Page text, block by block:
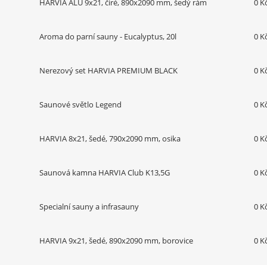
HARVIA ALU 9x21, čiré, 890x2090 mm, šedý rám 0
Aroma do parní sauny - Eucalyptus, 20l 0
Nerezový set HARVIA PREMIUM BLACK 0
Saunové světlo Legend 0
HARVIA 8x21, šedé, 790x2090 mm, osika 0
Saunová kamna HARVIA Club K13,5G 0
Specialní sauny a infrasauny 0
HARVIA 9x21, šedé, 890x2090 mm, borovice 0